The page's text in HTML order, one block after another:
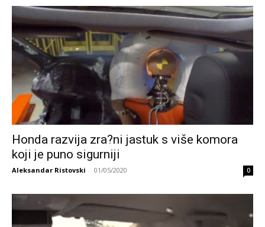
Honda razvija zra?ni jastuk s više komora
koji je puno sigurniji
Aleksandar Ristovski - 01/05/2020 0